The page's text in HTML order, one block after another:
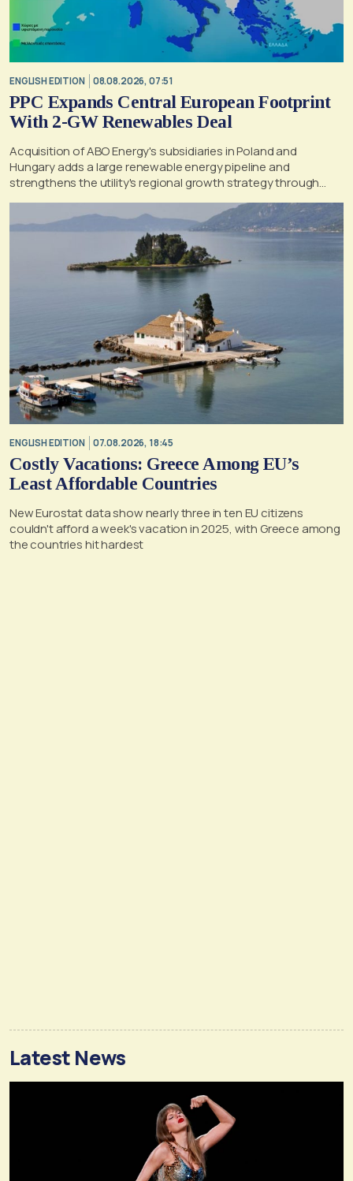
ENGLISH EDITION 08.08.2026, 07:51
PPC Expands Central European Footprint
With 2-GW Renewables Deal
Acquisition of ABO Energy's subsidiaries in Poland and
Hungary adds a large renewable energy pipeline and
strengthens the utility's regional growth strategy through
ENGLISH EDITION 07.08.2026, 18:45
Costly Vacations: Greece Among EU’s
Least Affordable Countries
New Eurostat data show nearly three in ten EU citizens
couldn't afford a week's vacation in 2025, with Greece among
the countries hit hardest
Latest News